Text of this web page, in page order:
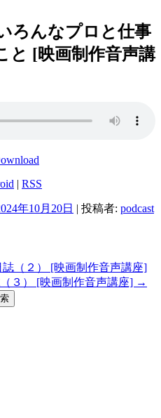
ろんなプロと仕事
と [映画制作音声講
| RSS
年10月20日 | 投稿者: podcast
誌（２） [映画制作音声講座]
３） [映画制作音声講座] →